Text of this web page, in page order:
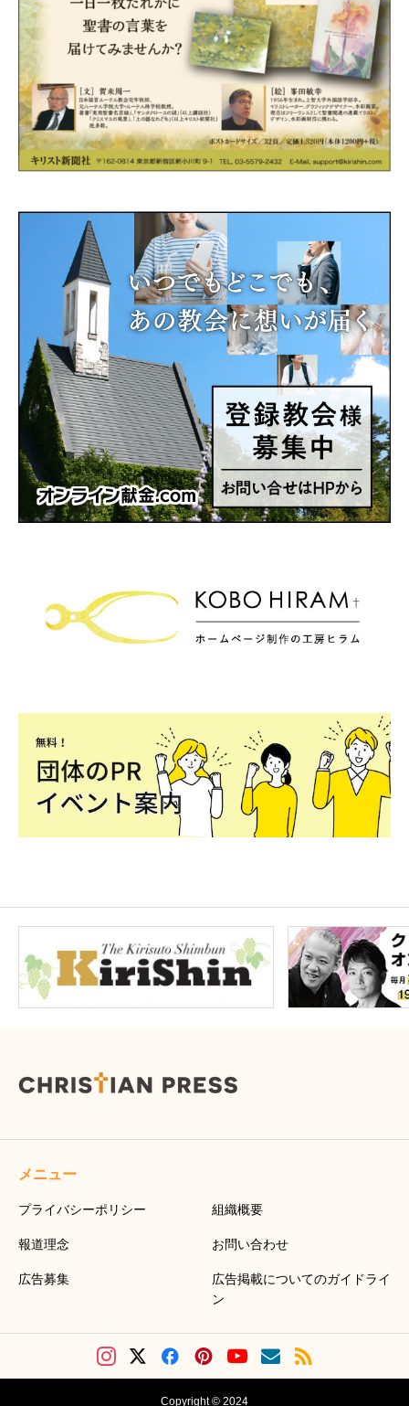
メニュー
プライバシーポリシー 組織概要
報道理念 お問い合わせ
広告募集
広告掲載についてのガイドライ
ン
Copyright © 2024